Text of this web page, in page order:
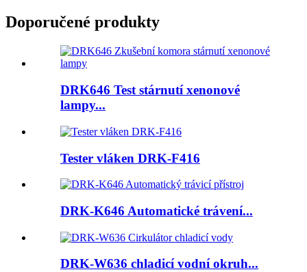
Doporučené produkty
DRK646 Test stárnutí xenonové
lampy...
Tester vláken DRK-F416
DRK-K646 Automatické trávení...
DRK-W636 chladicí vodní okruh...